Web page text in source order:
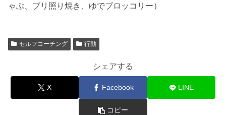
ゃぶ、ブリ照り焼き、ゆでブロッコリー）
セルフコーチング 行動
シェアする
X Facebook LINE
コピー